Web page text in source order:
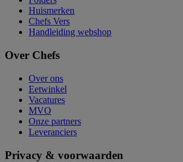
Huismerken
Chefs Vers
Handleiding webshop
Over Chefs
Over ons
Eetwinkel
Vacatures
MVO
Onze partners
Leveranciers
Privacy & voorwaarden